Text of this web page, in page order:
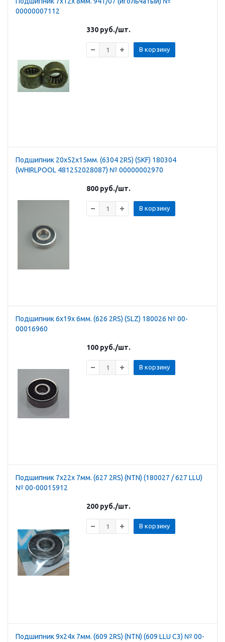
00000007112
330 руб./шт.
В корзину
Подшипник 20х52х15мм. (6304 2RS) (SKF) 180304
(WHIRLPOOL 481252028087) № 00000002970
800 руб./шт.
В корзину
Подшипник 6х19х 6мм. (626 2RS) (SLZ) 180026 № 00-
00016960
100 руб./шт.
В корзину
Подшипник 7х22х 7мм. (627 2RS) (NTN) (180027 / 627 LLU)
№ 00-00015912
200 руб./шт.
В корзину
Подшипник 9х24х 7мм. (609 2RS) (NTN) (609 LLU C3) № 00-